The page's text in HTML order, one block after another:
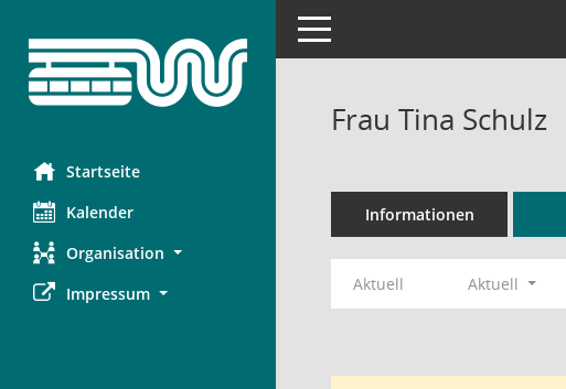
Startseite
Kalender
Organisation
Impressum
Toggle navigation
Frau Tina Schulz
Informationen
Aktuell Aktuell